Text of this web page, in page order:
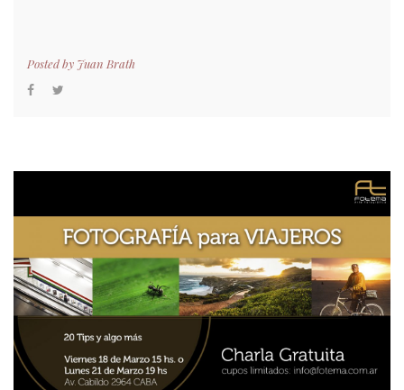
Posted by Juan Brath